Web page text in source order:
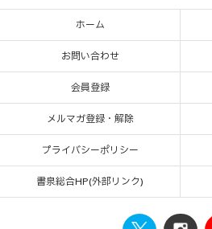
ホーム
お問い合わせ
会員登録
メルマガ登録・解除
プライバシーポリシー
書泉総合HP(外部リンク)